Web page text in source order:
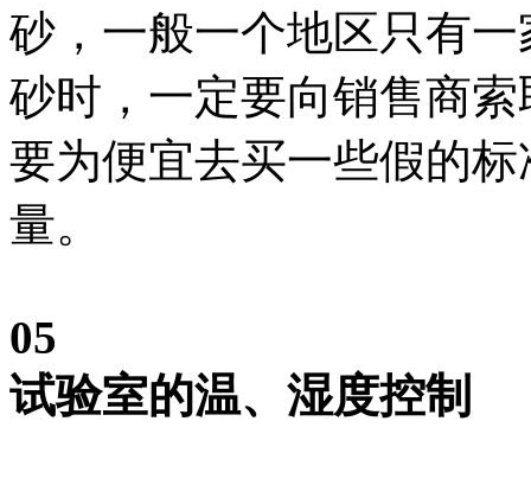
砂，一般一个地区只有
砂时，一定要向销售商
要为便宜去买一些假的
量。
05
试验室的温、湿度控制